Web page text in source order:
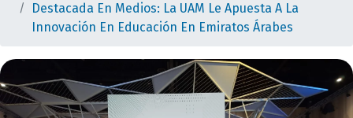
Destacada En Medios: La UAM Le Apuesta A La
Innovación En Educación En Emiratos Árabes